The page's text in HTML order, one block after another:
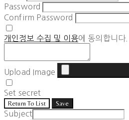
Password
Confirm Password
개인정보 수집 및 이용에 동의합니다.
Upload Image
Set secret
Return To List Save
Subject